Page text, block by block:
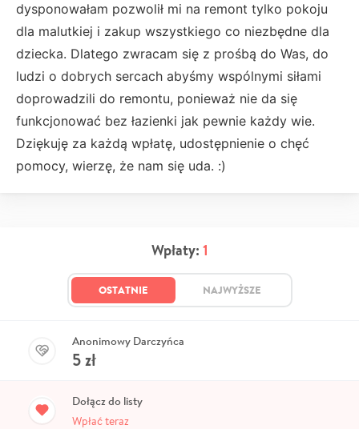
dysponowałam pozwolił mi na remont tylko pokoju
dla malutkiej i zakup wszystkiego co niezbędne dla
dziecka. Dlatego zwracam się z prośbą do Was, do
ludzi o dobrych sercach abyśmy wspólnymi siłami
doprowadzili do remontu, ponieważ nie da się
funkcjonować bez łazienki jak pewnie każdy wie.
Dziękuję za każdą wpłatę, udostępnienie o chęć
pomocy, wierzę, że nam się uda. :)
Wpłaty: 1
OSTATNIE NAJWYŻSZE
Anonimowy Darczyńca
5zł
Dołącz do listy
Wpłać teraz